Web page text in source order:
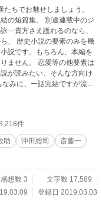
でお魅せしましょう。
別途連載中のジ
―貴方さえ護れるのなら、
、 歴史小説の要素のみを幾
説です。もちろん、本編を
等の他要素は
が読みたい、そんな方向け
みに、一話完結ですが流れ
件
助 沖田総司
斎藤一
感想数 3
文字数 17,589
登録日 2019.03.03